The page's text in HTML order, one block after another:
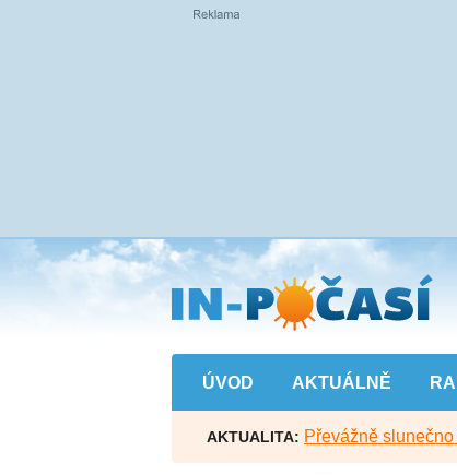
Přejít
na
hlavní
obsah
ÚVOD AKTUÁLNĚ
AKTUALITA: Převážně